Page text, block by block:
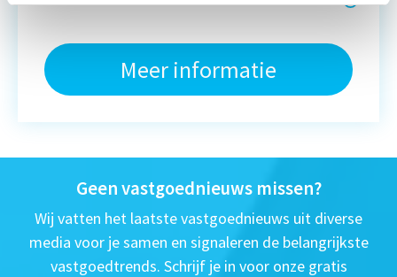
Meer informatie
Geen vastgoednieuws missen?
Wij vatten het laatste vastgoednieuws uit diverse
media voor je samen en signaleren de belangrijkste
vastgoedtrends. Schrijf je in voor onze gratis